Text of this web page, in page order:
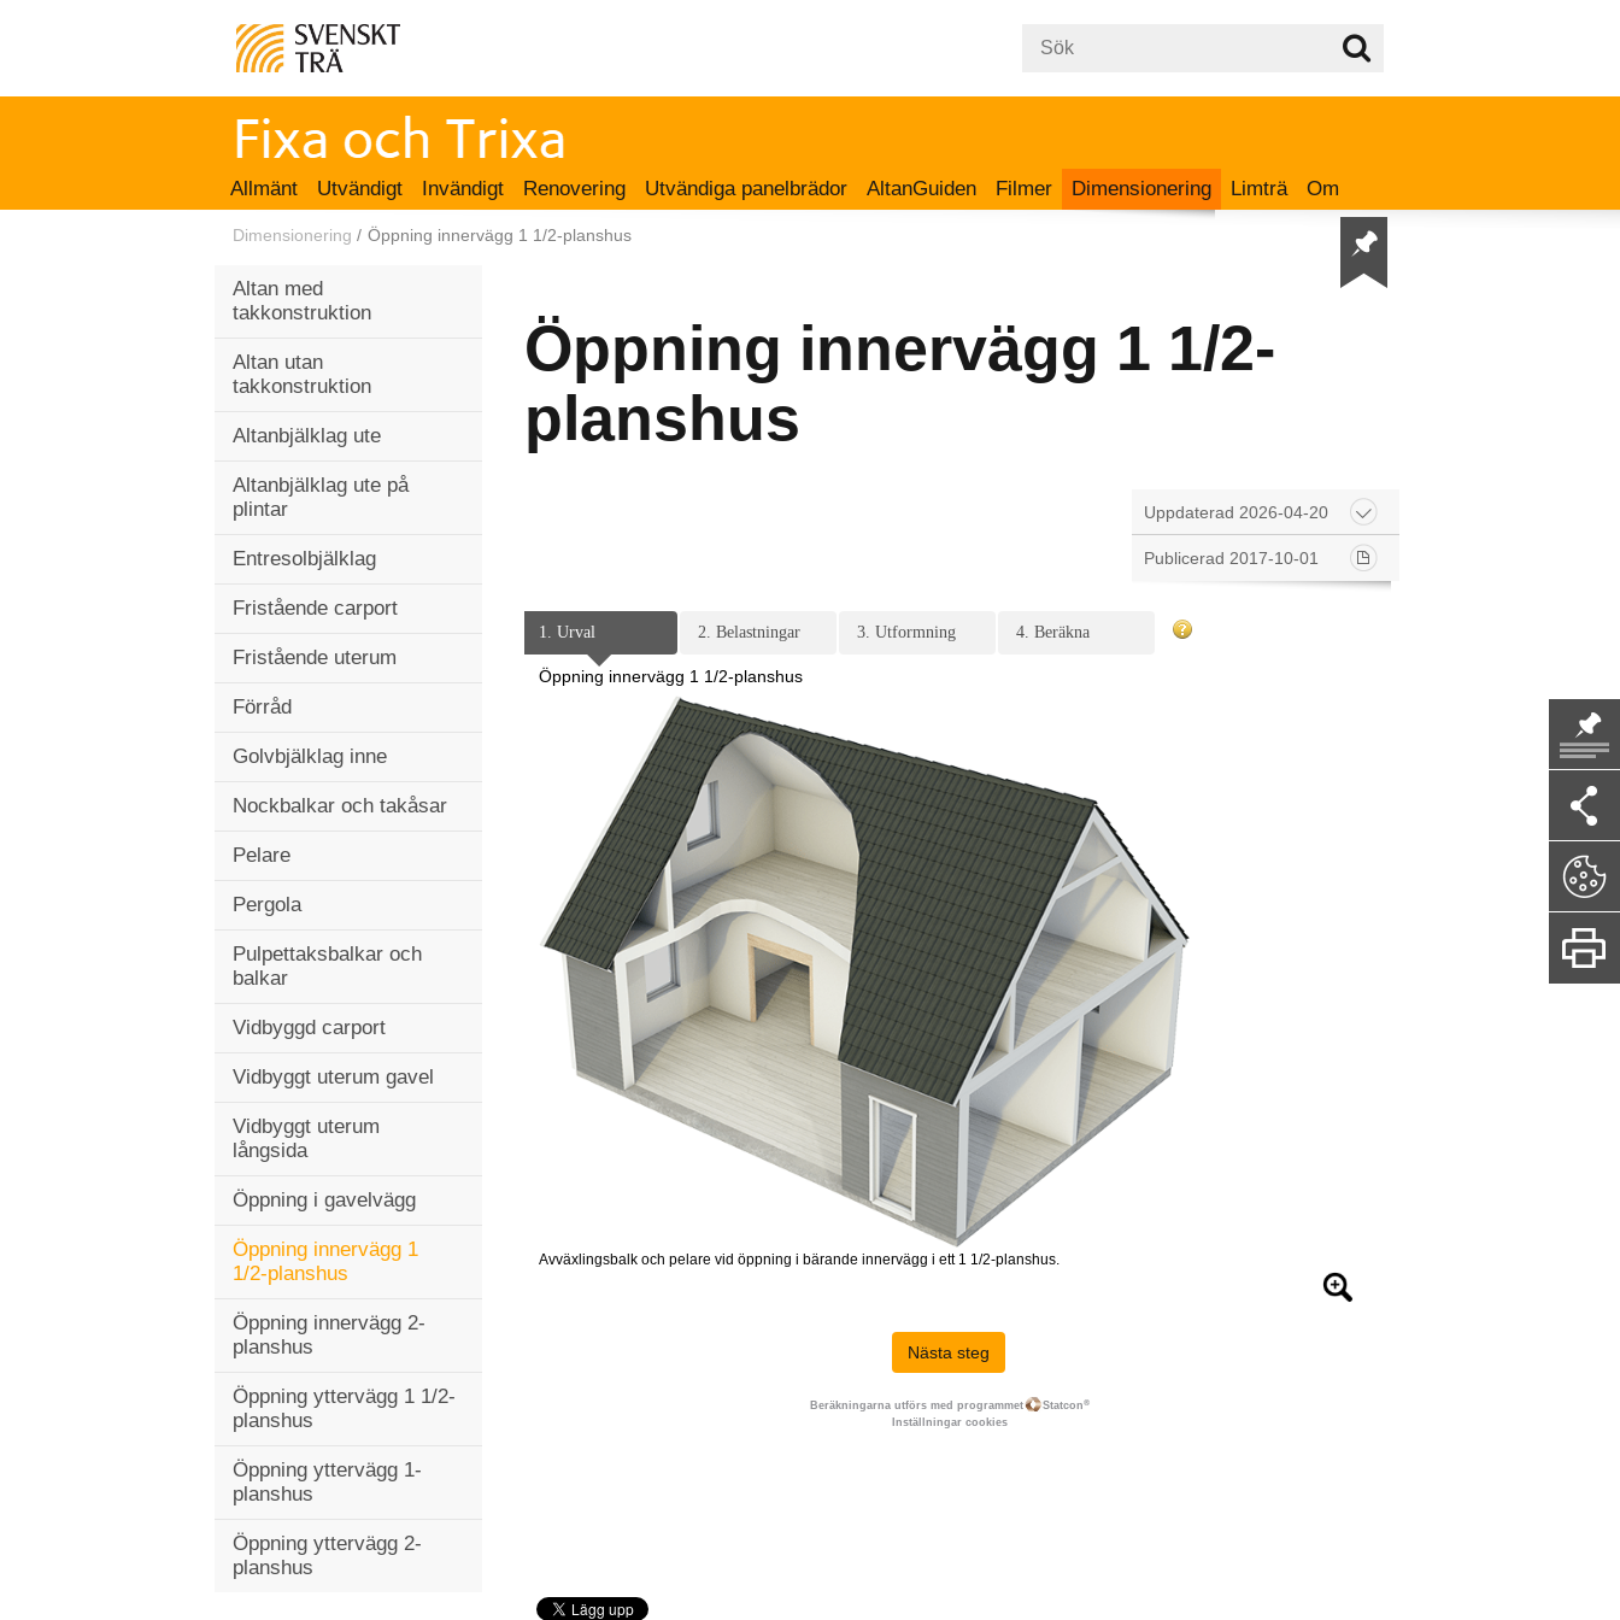
Allmänt Utvändigt Invändigt Renovering Utvändiga panelbrädor AltanGuiden Filmer Dimensionering Limträ Om
Dimensionering / Öppning innervägg 1 1/2-planshus
Altan med
takkonstruktion
Altan utan
takkonstruktion
Altanbjälklag ute
Altanbjälklag ute på
plintar
Entresolbjälklag
Fristående carport
Fristående uterum
Förråd
Golvbjälklag inne
Nockbalkar och takåsar
Pelare
Pergola
Pulpettaksbalkar och
balkar
Vidbyggd carport
Vidbyggt uterum gavel
Vidbyggt uterum
långsida
Öppning i gavelvägg
Öppning innervägg 1
1/2-planshus
Öppning innervägg 2-
planshus
Öppning yttervägg 1 1/2-
planshus
Öppning yttervägg 1-
planshus
Öppning yttervägg 2-
planshus
Öppning innervägg 1 1/2-
planshus
Uppdaterad 2026-04-20
Publicerad 2017-10-01